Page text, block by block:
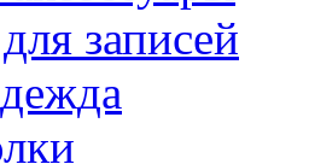
записей